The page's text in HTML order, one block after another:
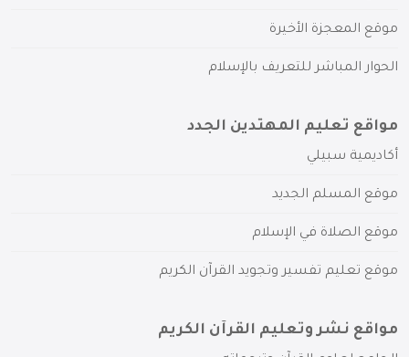
موقع المعجزة الأخيرة
الحوار المباشر للتعريف بالإسلام
مواقع تعليم المهتدين الجدد
أكاديمية سبيلي
موقع المسلم الجديد
موقع الصلاة في الإسلام
موقع تعليم تفسير وتجويد القرآن الكريم
مواقع نشر وتعليم القرآن الكريم